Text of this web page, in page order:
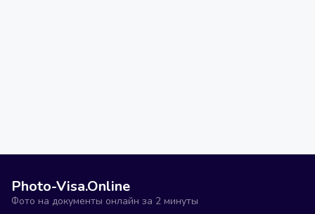
Photo-Visa.Online
Фото на документы онлайн за 2 минуты